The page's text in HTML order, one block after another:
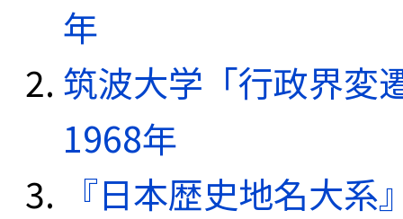
年
筑波大学「行政界変
1968年
『日本歴史地名大